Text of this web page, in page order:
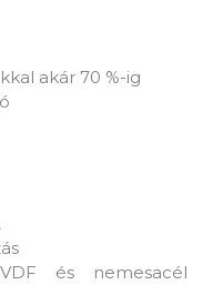
akár 70 %-ig
és nemesacél